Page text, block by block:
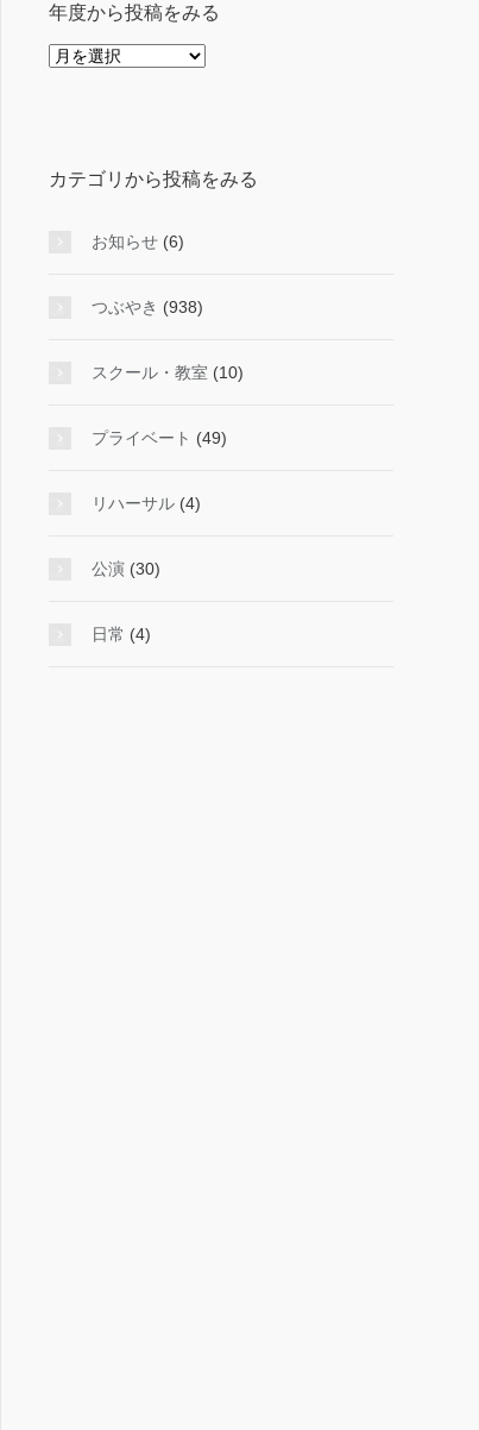
年度から投稿をみる
年
稿
み
カテゴリから投稿をみる
お知らせ (6)
つぶやき (938)
スクール・教室 (10)
プライベート (49)
リハーサル (4)
公演 (30)
日常 (4)